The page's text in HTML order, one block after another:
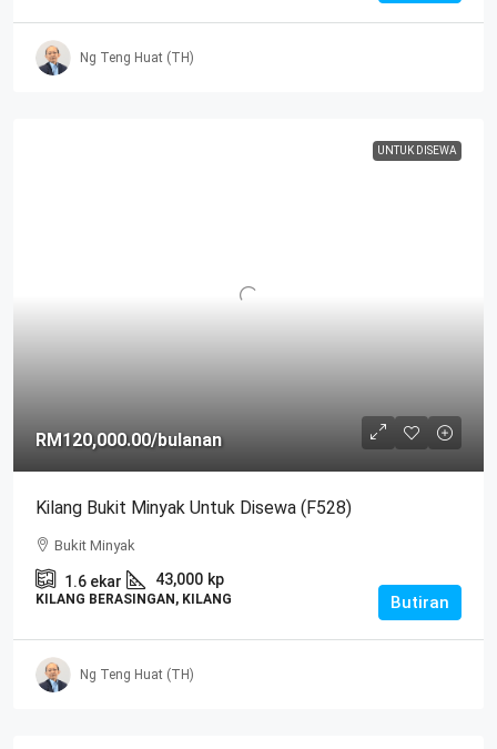
Ng Teng Huat (TH)
UNTUK DISEWA
RM120,000.00/bulanan
Kilang Bukit Minyak Untuk Disewa (F528)
Bukit Minyak
1.6 ekar 43,000 kp
KILANG BERASINGAN, KILANG Butiran
Ng Teng Huat (TH)